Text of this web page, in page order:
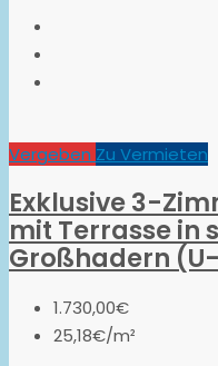
Vergeben Zu Vermieten
Exklusive 3-
mit Terrasse in
Großhadern
1.730,00€
25,18€/m²